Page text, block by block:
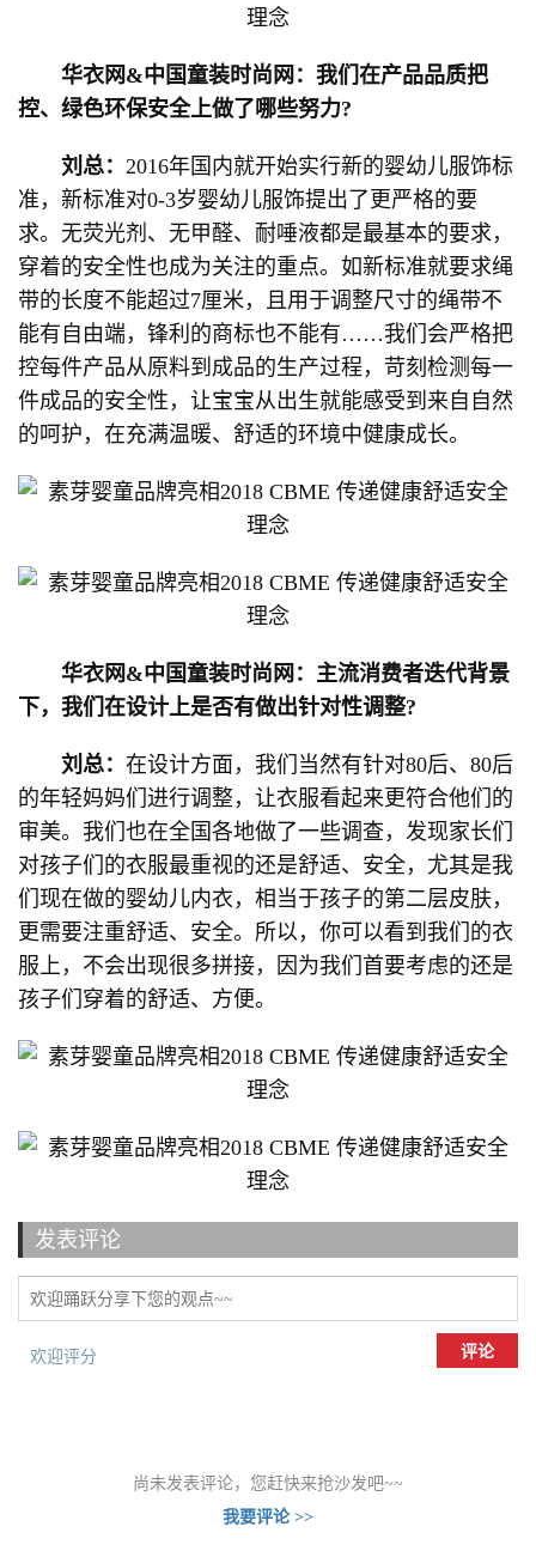
华衣网&中国童装时尚网：我们在产品品质把
控、绿色环保安全上做了哪些努力?
刘总： 2016年国内就开始实行新的婴幼儿服饰标
准，新标准对0-3岁婴幼儿服饰提出了更严格的要
求。无荧光剂、无甲醛、耐唾液都是最基本的要求，
穿着的安全性也成为关注的重点。如新标准就要求绳
带的长度不能超过7厘米，且用于调整尺寸的绳带不
能有自由端，锋利的商标也不能有……我们会严格把
控每件产品从原料到成品的生产过程，苛刻检测每一
件成品的安全性，让宝宝从出生就能感受到来自自然
的呵护，在充满温暖、舒适的环境中健康成长。
华衣网&中国童装时尚网：主流消费者迭代背景
下，我们在设计上是否有做出针对性调整?
刘总： 在设计方面，我们当然有针对80后、80后
的年轻妈妈们进行调整，让衣服看起来更符合他们的
审美。我们也在全国各地做了一些调查，发现家长们
对孩子们的衣服最重视的还是舒适、安全，尤其是我
们现在做的婴幼儿内衣，相当于孩子的第二层皮肤，
更需要注重舒适、安全。所以，你可以看到我们的衣
服上，不会出现很多拼接，因为我们首要考虑的还是
孩子们穿着的舒适、方便。
发表评论
欢迎评分 评论
尚未发表评论，您赶快来抢沙发吧~~
我要评论 >>